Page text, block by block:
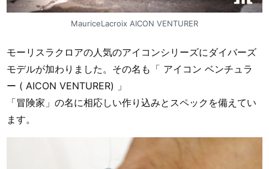
MauriceLacroix AICON VENTURER
モーリスラクロアの人気のアイコンシリーズにダイバーズ
モデルが加わりました。その名も「 アイコン ベンチュラ
ー ( AICON VENTURER) 」
「冒険家」の名に相応しい作り込みとスペックを備えてい
ます。